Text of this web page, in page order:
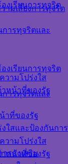
งเรียนการทุจริต
การทุจริตและ
วามโปร่งใส
าหน้าที่ของรัฐ
าที่ของรัฐ
ใสและป้องกันการ
รส่งเสริม
ามเสี่ยงการทุจริต
งเรียนการทุจริต
การทุจริตและ
วามโปร่งใส
าหน้าที่ของรัฐ